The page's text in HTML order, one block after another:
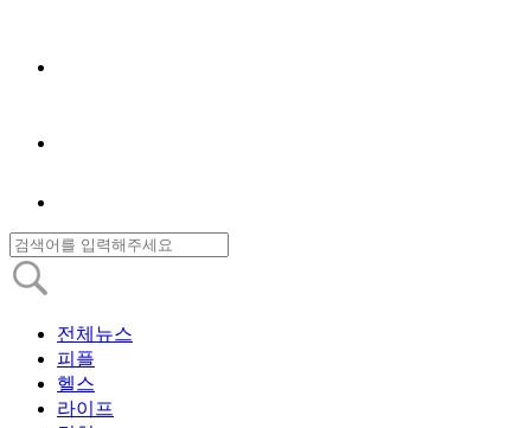
전체뉴스
피플
헬스
라이프